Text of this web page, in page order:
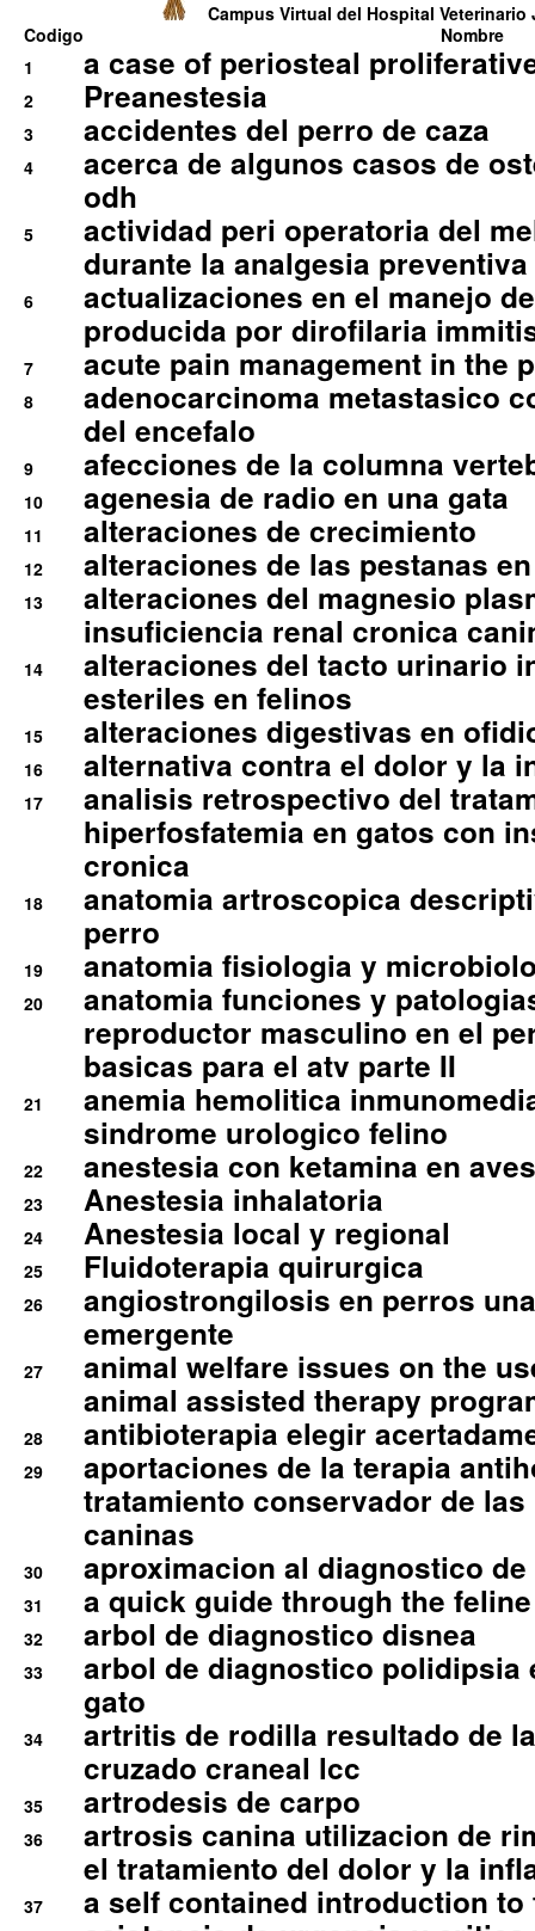
Campus Virtual del Hospital Veterinario
Codigo
Nombre
1
a case of periosteal
2 Preanestesia
3 accidentes del perro de caza
4
acerca de algunos casos de
odh
5
actividad peri operatoria del
durante la analgesia
6
actualizaciones en el manejo
producida por dirofilaria
7 acute pain management in the
8
adenocarcinoma metastasico
del encefalo
9 afecciones de la columna
10 agenesia de radio en una gata
11 alteraciones de crecimiento
12 alteraciones de las pestanas
13
alteraciones del magnesio
insuficiencia renal cronica
14
alteraciones del tacto urinario
esteriles en felinos
15 alteraciones digestivas en
16 alternativa contra el dolor y la
17
analisis retrospectivo del
hiperfosfatemia en gatos con
cronica
18
anatomia artroscopica
perro
19 anatomia fisiologia y
20
anatomia funciones y
reproductor masculino en el
basicas para el atv parte II
21
anemia hemolitica
sindrome urologico felino
22 anestesia con ketamina en
23 Anestesia inhalatoria
24 Anestesia local y regional
25 Fluidoterapia quirurgica
26
angiostrongilosis en perros
emergente
27
animal welfare issues on the
animal assisted therapy
28 antibioterapia elegir
29
aportaciones de la terapia
tratamiento conservador de
caninas
30 aproximacion al diagnostico
31 a quick guide through the
32 arbol de diagnostico disnea
33
arbol de diagnostico polidipsia
gato
34
artritis de rodilla resultado de
cruzado craneal lcc
35 artrodesis de carpo
36
artrosis canina utilizacion de
el tratamiento del dolor y la
37 a self contained introduction